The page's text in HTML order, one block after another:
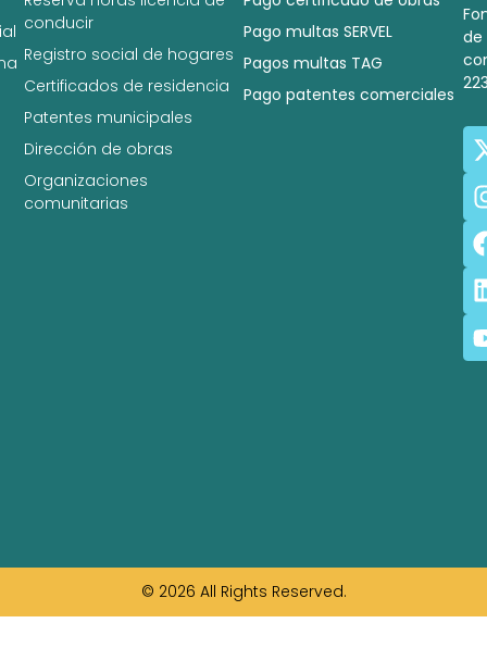
Pago multas SERVEL
Pagos multas TAG
Pago patentes comerciales
conducir
Registro social de hogares
Certificados de residencia
Patentes municipales
Dirección de obras
Organizaciones
comunitarias
de
© 2026 All Rights Reserved.